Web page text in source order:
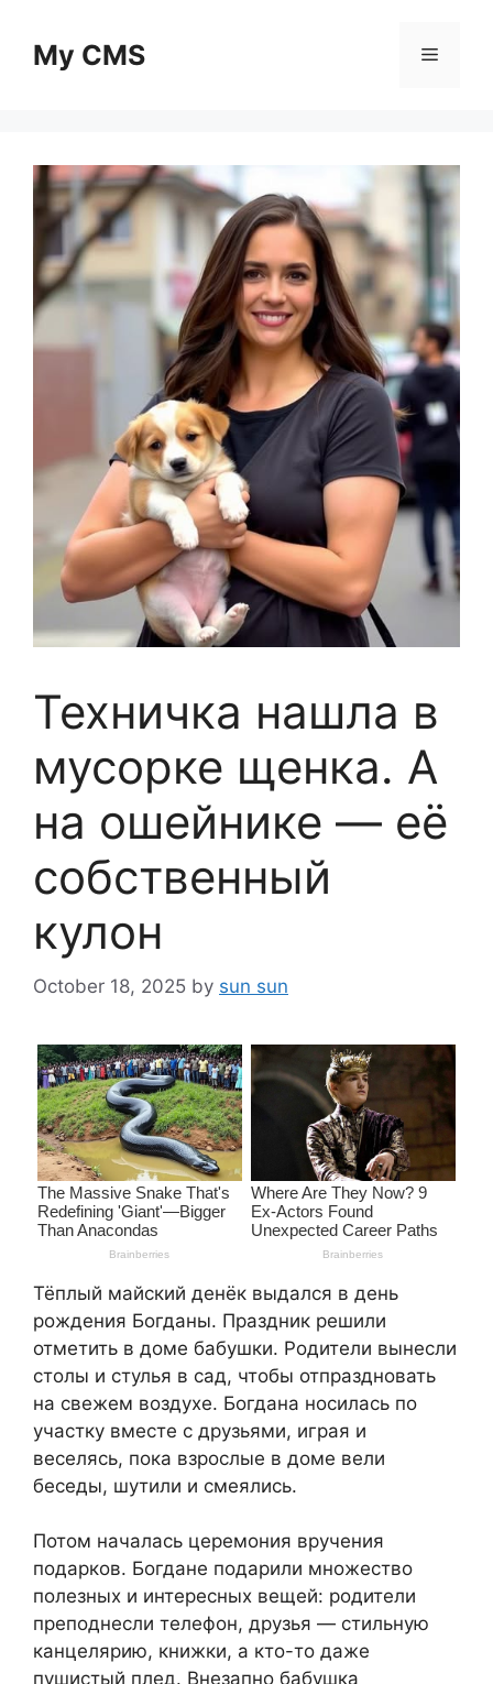
contentMy CMS Menu
Техничка нашла в
мусорке щенка. А
на ошейнике — её
собственный
кулон
October 18, 2025 by sun sun
Тёплый майский денёк выдался в день
рождения Богданы. Праздник решили
отметить в доме бабушки. Родители вынесли
столы и стулья в сад, чтобы отпраздновать
на свежем воздухе. Богдана носилась по
участку вместе с друзьями, играя и
веселясь, пока взрослые в доме вели
беседы, шутили и смеялись.
Потом началась церемония вручения
подарков. Богдане подарили множество
полезных и интересных вещей: родители
преподнесли телефон, друзья — стильную
канцелярию, книжки, а кто-то даже
пушистый плед. Внезапно бабушка